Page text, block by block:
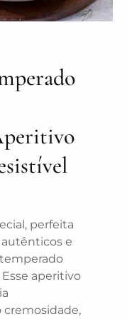
perfeita
autênticos e
aperitivo